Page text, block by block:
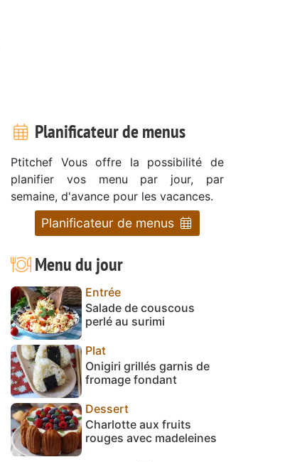
Planificateur de menus
Ptitchef Vous offre la possibilité de
planifier vos menu par jour, par
semaine, d'avance pour les vacances.
Planificateur de menus
Menu du jour
Entrée
Salade de couscous
perlé au surimi
Plat
Onigiri grillés garnis de
fromage fondant
Dessert
Charlotte aux fruits
rouges avec madeleines